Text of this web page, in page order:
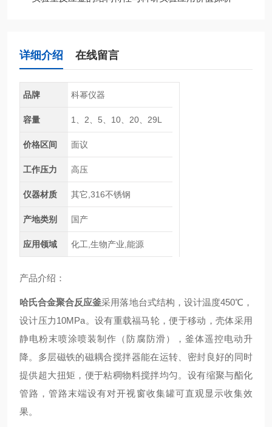
详细介绍 在线留言
品牌 科幂仪器
容量 1、2、5、10、20、29L
价格区间 面议
工作压力 高压
仪器材质 其它,316不锈钢
产地类别 国产
应用领域 化工,生物产业,能源
产品介绍：
哈氏合金聚合反应釜采用落地台式结构，设计温度450℃，
设计压力10MPa。设有重载福马轮，便于移动，壳体采用
静电粉末喷涂喷装制作（防腐防滑），釜体遥控电动升
降。多层磁铁的磁耦合搅拌器能在运转、密封良好的同时
提供超大扭矩，便于粘稠物料搅拌均匀。设有缩聚与酯化
管路，管路末端设有对开视窗收集罐可直观显示收集效
果。